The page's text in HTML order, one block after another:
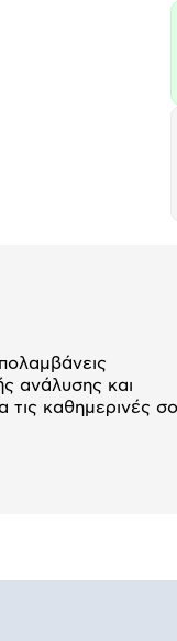
ανάλυσης και
τις καθημερινές